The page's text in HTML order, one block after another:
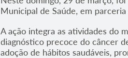
Municipal de Saúde, em
A ação integra as atividades do
diagnóstico precoce do câncer
adoção de hábitos saudáveis,